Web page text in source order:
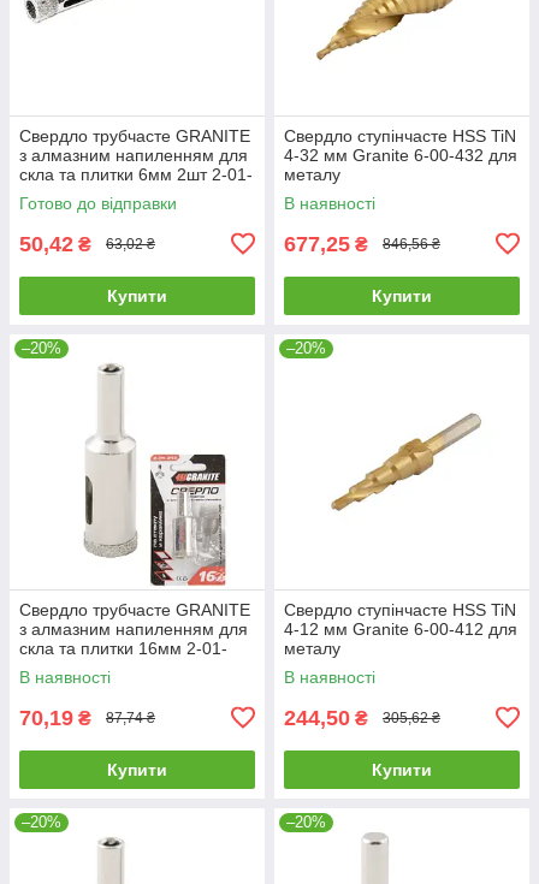
Свердло трубчасте GRANITE
з алмазним напиленням для
скла та плитки 6мм 2шт 2-01-
206 |Сверло трубчатое
GRANITE с алмазным
Готово до відправки
50,42 ₴ 63,02 ₴
Купити
Свердло ступінчасте HSS TiN
4-32 мм Granite 6-00-432 для
металу
В наявності
677,25 ₴ 846,56 ₴
Купити
–20%
Свердло трубчасте GRANITE
з алмазним напиленням для
скла та плитки 16мм 2-01-
216 |Сверло трубчатое
GRANITE с алмазным
В наявності
70,19 ₴ 87,74 ₴
Купити
–20%
Свердло ступінчасте HSS TiN
4-12 мм Granite 6-00-412 для
металу
В наявності
244,50 ₴ 305,62 ₴
Купити
–20% –20%